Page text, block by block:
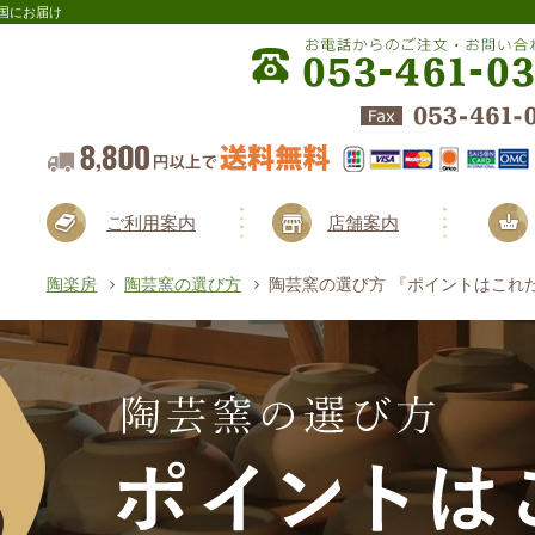
にお届け
ご利用案内 店舗案内
陶楽房 陶芸窯の選び方 陶芸窯の選び方 『ポイントはこれ